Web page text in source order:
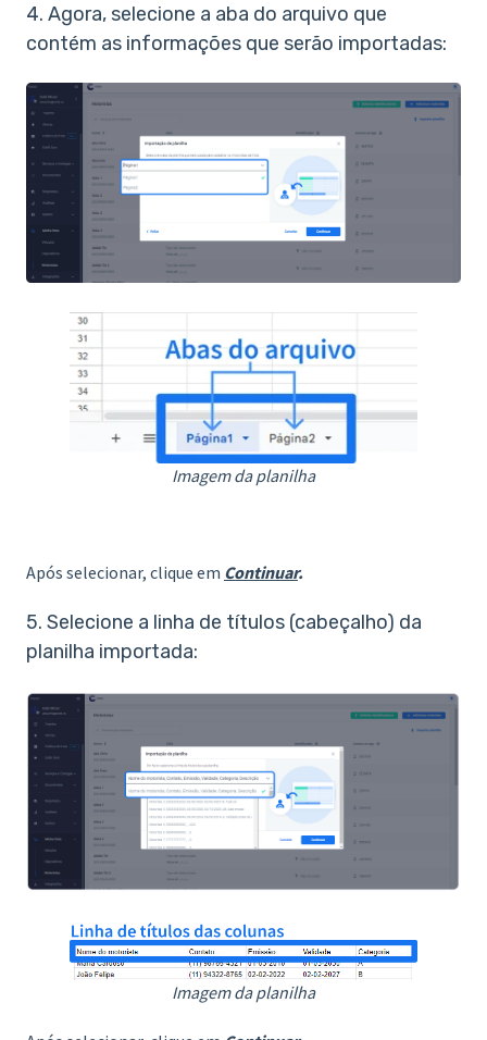
4. Agora, selecione a aba do arquivo que
contém as informações que serão importadas:
Imagem da planilha
Após selecionar, clique em Continuar.
5. Selecione a linha de títulos (cabeçalho) da
planilha importada:
Imagem da planilha